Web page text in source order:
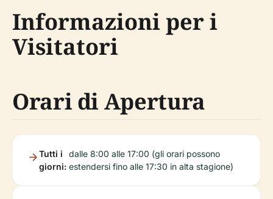
Informazioni per i
Visitatori
Orari di Apertura
Tutti i
giorni:
dalle 8:00 alle 17:00 (gli orari possono
estendersi fino alle 17:30 in alta stagione)